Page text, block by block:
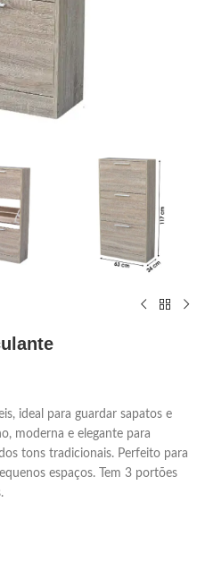
ideal para guardar sapatos e
moderna e elegante para
tons tradicionais. Perfeito para
espaços. Tem 3 portões